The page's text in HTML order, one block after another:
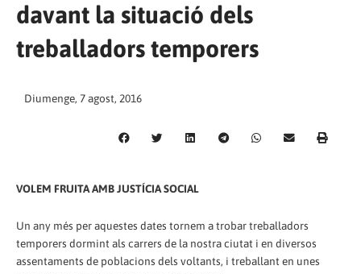
davant la situació dels
treballadors temporers
Diumenge, 7 agost, 2016
VOLEM FRUITA AMB JUSTÍCIA SOCIAL
Un any més per aquestes dates tornem a trobar treballadors
temporers dormint als carrers de la nostra ciutat i en diversos
assentaments de poblacions dels voltants, i treballant en unes